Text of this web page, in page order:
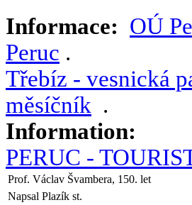
Informace: OÚ
Peruc .
Třebíz - vesnická
měsíčník .
Information:
PERUC -
Prof. Václav Švambera, 150. let
Napsal Plazík st.